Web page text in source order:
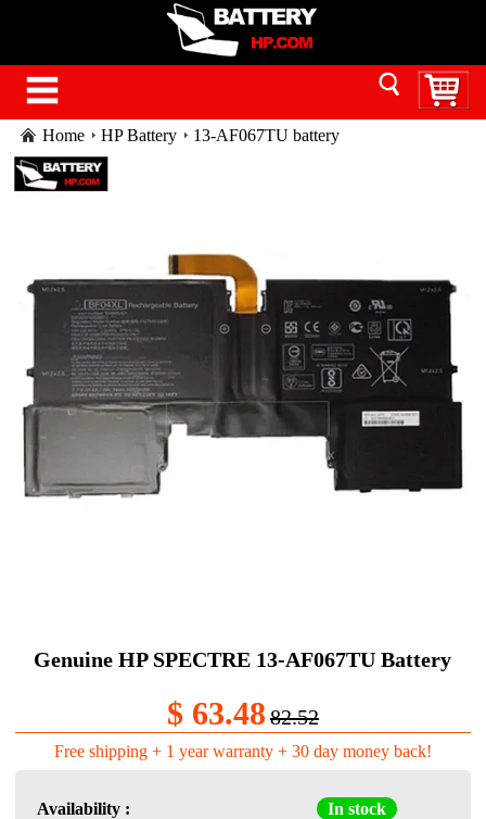
Home HP Battery 13-AF067TU battery
Genuine HP SPECTRE 13-AF067TU Battery
$ 63.48 82.52
Free shipping + 1 year warranty + 30 day money back!
Availability : In stock